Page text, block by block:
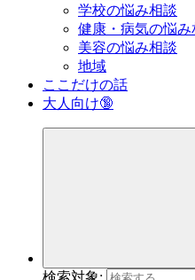
学校の悩み相談
健康・病気の悩み
美容の悩み相談
地域
ここだけの話
大人向け🔞
検索対象: